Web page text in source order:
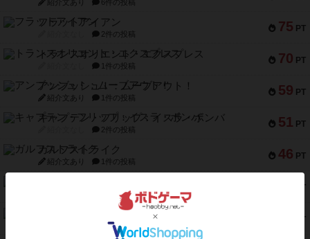
紹介文あり 6件の投稿
75 PT
フラットアイアン
2件の投稿
70 PT
トランスオリエント・エクスプレス
1件の投稿
59 PT
アンブッシュ！：ムーブアウト！
紹介文あり 1件の投稿
51 PT
キャプテン・フリップ：イスラ・ボンバ
2件の投稿
46 PT
ガルフストライク
紹介文あり 1件の投稿
PT
8件の投稿
PT
12件の投稿